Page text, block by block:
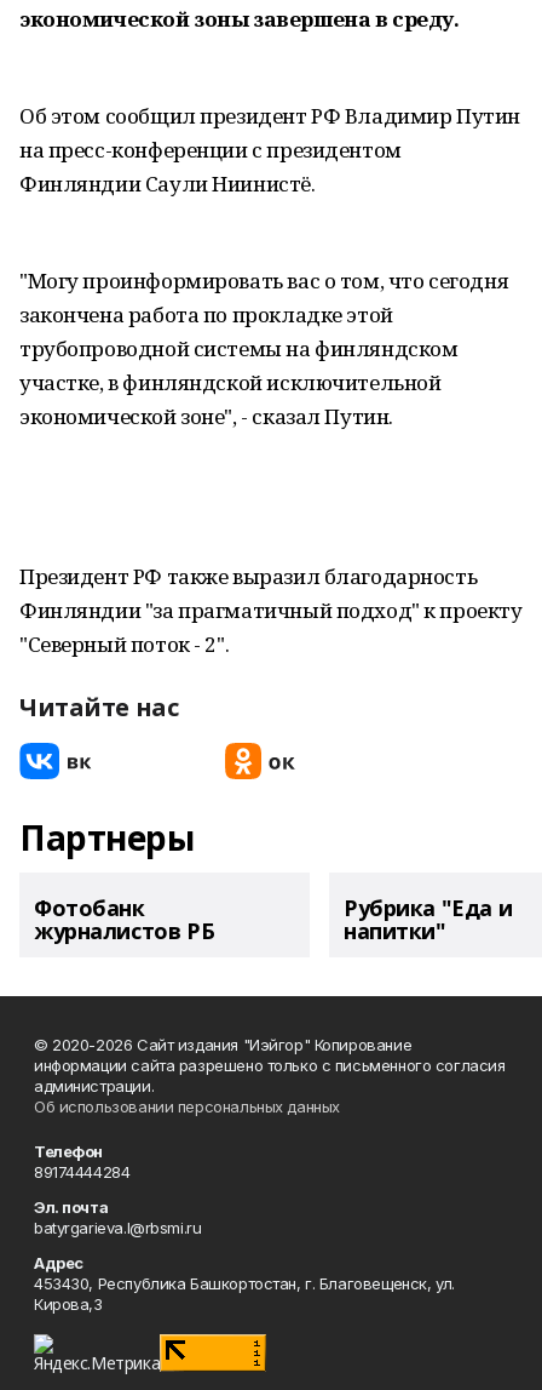
экономической зоны завершена в среду.
Об этом сообщил президент РФ Владимир Путин
на пресс-конференции с президентом
Финляндии Саули Ниинистё.
"Могу проинформировать вас о том, что сегодня
закончена работа по прокладке этой
трубопроводной системы на финляндском
участке, в финляндской исключительной
экономической зоне", - сказал Путин.
Президент РФ также выразил благодарность
Финляндии "за прагматичный подход" к проекту
"Северный поток - 2".
Читайте нас
Партнеры
Фотобанк
журналистов РБ
Рубрика "Еда и
напитки"
© 2020-2026 Сайт издания "Иэйгор" Копирование
информации сайта разрешено только с письменного согласия
администрации.
Об использовании персональных данных
Телефон
89174444284
Эл. почта
batyrgarieva.l@rbsmi.ru
Адрес
453430, Республика Башкортостан, г. Благовещенск, ул.
Кирова,3